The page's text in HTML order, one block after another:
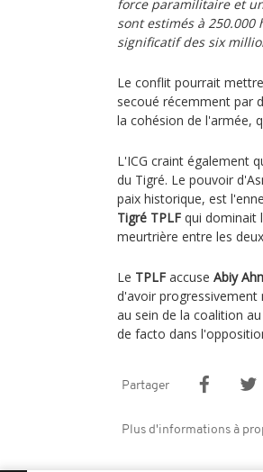
force paramilitaire et
sont estimés à 250.000
significatif des six
Le conflit pourrait
secoué récemment par
la cohésion de l'armée,
L'ICG craint également
du Tigré. Le pouvoir
paix historique, est
Tigré TPLF qui dominait
meurtrière entre les
Le TPLF accuse Abiy
d'avoir progressivement
au sein de la coalition
de facto dans
Partager
Plus d'informations à